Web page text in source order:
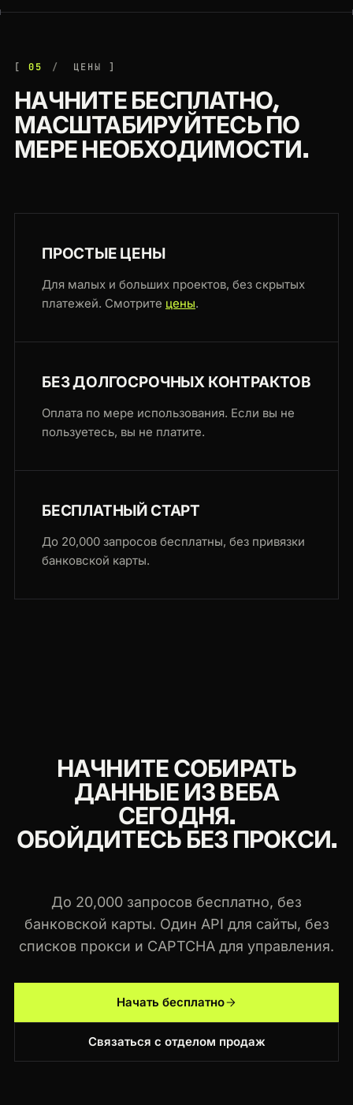
05 ЦЕНЫ
НАЧНИТЕ БЕСПЛАТНО,
МАСШТАБИРУЙТЕСЬ ПО
МЕРЕ НЕОБХОДИМОСТИ.
ПРОСТЫЕ ЦЕНЫ
Для малых и больших проектов, без скрытых
платежей. Смотрите цены.
БЕЗ ДОЛГОСРОЧНЫХ КОНТРАКТОВ
Оплата по мере использования. Если вы не
пользуетесь, вы не платите.
БЕСПЛАТНЫЙ СТАРТ
До 20,000 запросов бесплатны, без привязки
банковской карты.
НАЧНИТЕ СОБИРАТЬ
ДАННЫЕ ИЗ ВЕБА
СЕГОДНЯ.
ОБОЙДИТЕСЬ БЕЗ ПРОКСИ.
До 20,000 запросов бесплатно, без
банковской карты. Один API для сайты, без
списков прокси и CAPTCHA для управления.
Начать бесплатно
Связаться с отделом продаж